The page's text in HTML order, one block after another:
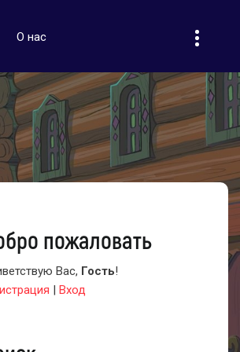
О нас
пожаловать
Вас, Гость!
| Вход